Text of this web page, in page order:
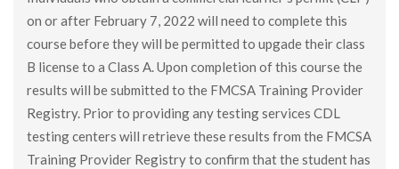
on or after February 7, 2022 will need to complete this
course before they will be permitted to upgade their class
B license to a Class A. Upon completion of this course the
results will be submitted to the FMCSA Training Provider
Registry. Prior to providing any testing services CDL
testing centers will retrieve these results from the FMCSA
Training Provider Registry to confirm that the student has